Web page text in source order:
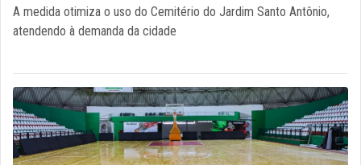
A medida otimiza o uso do Cemitério do Jardim Santo Antônio,
atendendo à demanda da cidade